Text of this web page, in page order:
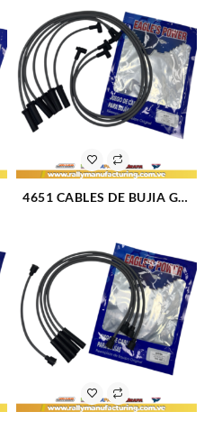
4CIL 7 MM (BOBINA LARGA)
(1504)
4651 CABLES DE BUJIA GM
MM (1091)